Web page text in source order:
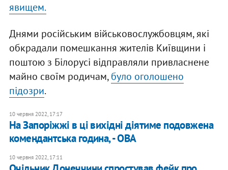
явищем.
Днями російським військовослужбовцям, які
обкрадали помешкання жителів Київщини і
поштою з Білорусі відправляли привласнене
майно своїм родичам,було оголошено
підозри.
10 червня 2022, 17:17
​На Запоріжжі в ці вихідні діятиме подовжена
комендантська година, - ОВА
10 червня 2022, 17:11